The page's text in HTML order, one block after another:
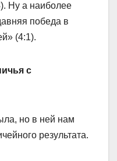
Ну а наиболее
победа в
(4:1).
с
но в ней нам
результата.